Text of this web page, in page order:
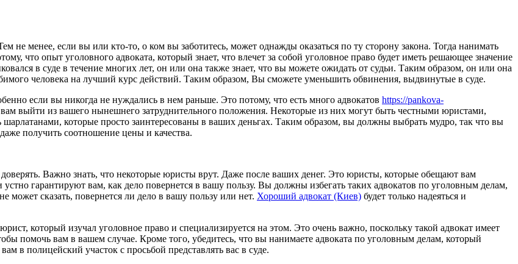
не менее, если вы или кто-то, о ком вы заботитесь, может однажды оказаться по ту сторону закона. Тогда нанимать
что опыт уголовного адвоката, который знает, что влечет за собой уголовное право будет иметь решающее значение
в суде в течение многих лет, он или она также знает, что вы можете ожидать от судьи. Таким образом, он или она
человека на лучший курс действий. Таким образом, Вы сможете уменьшить обвинения, выдвинутые в суде.
если вы никогда не нуждались в нем раньше. Это потому, что есть много адвокатов https://pankova-
выйти из вашего нынешнего затруднительного положения. Некоторые из них могут быть честными юристами,
которые просто заинтересованы в ваших деньгах. Таким образом, вы должны выбрать мудро, так что вы
получить соотношение цены и качества.
Важно знать, что некоторые юристы врут. Даже после ваших денег. Это юристы, которые обещают вам
гарантируют вам, как дело повернется в вашу пользу. Вы должны избегать таких адвокатов по уголовным делам,
может сказать, повернется ли дело в вашу пользу или нет. Хороший адвокат (Киев) будет только надеяться и
который изучал уголовное право и специализируется на этом. Это очень важно, поскольку такой адвокат имеет
помочь вам в вашем случае. Кроме того, убедитесь, что вы нанимаете адвоката по уголовным делам, который
в полицейский участок с просьбой представлять вас в суде.